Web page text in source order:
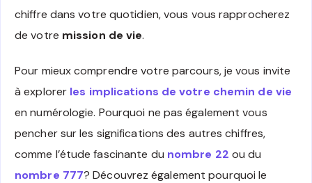
chiffre dans votre quotidien, vous vous rapprocherez
de votre mission de vie.
Pour mieux comprendre votre parcours, je vous invite
à explorer les implications de votre chemin de vie
en numérologie. Pourquoi ne pas également vous
pencher sur les significations des autres chiffres,
comme l’étude fascinante du nombre 22 ou du
nombre 777? Découvrez également pourquoi le